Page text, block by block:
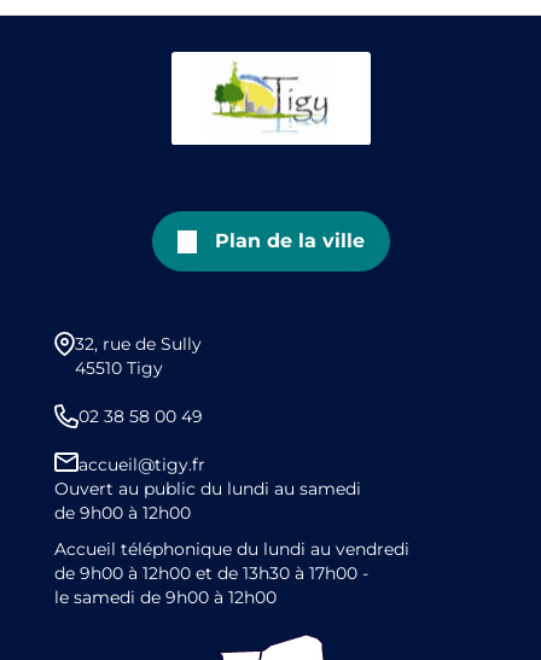
Plan de la ville
32, rue de Sully
45510 Tigy
02 38 58 00 49
accueil@tigy.fr
Ouvert au public du lundi au samedi
de 9h00 à 12h00
Accueil téléphonique du lundi au vendredi
de 9h00 à 12h00 et de 13h30 à 17h00 -
le samedi de 9h00 à 12h00